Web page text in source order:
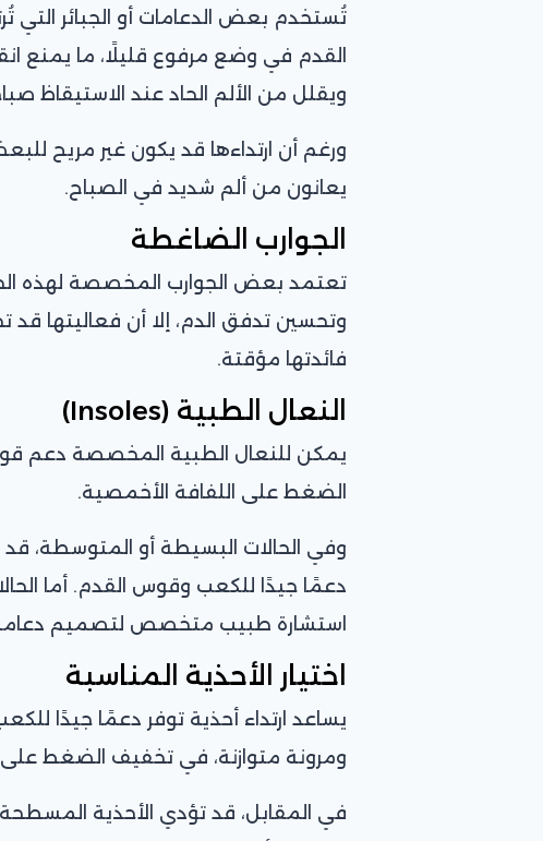
تُستخدم بعض الدعامات أو الجبائر التي
القدم في وضع مرفوع قليلًا، ما يمنع
ويقلل من الألم الحاد عند الاستيقاظ
ورغم أن ارتداءها قد يكون غير مريح
يعانون من ألم شديد في الصباح.
الجوارب الضاغطة
تعتمد بعض الجوارب المخصصة لهذه
وتحسين تدفق الدم، إلا أن فعاليتها
فائدتها مؤقتة.
النعال الطبية (Insoles)
يمكن للنعال الطبية المخصصة دعم
الضغط على اللفافة الأخمصية.
وفي الحالات البسيطة أو المتوسطة، قد
دعمًا جيدًا للكعب وقوس القدم. أما
استشارة طبيب متخصص لتصميم
اختيار الأحذية المناسبة
يساعد ارتداء أحذية توفر دعمًا جيدًا
ومرونة متوازنة، في تخفيف الضغط على
في المقابل، قد تؤدي الأحذية